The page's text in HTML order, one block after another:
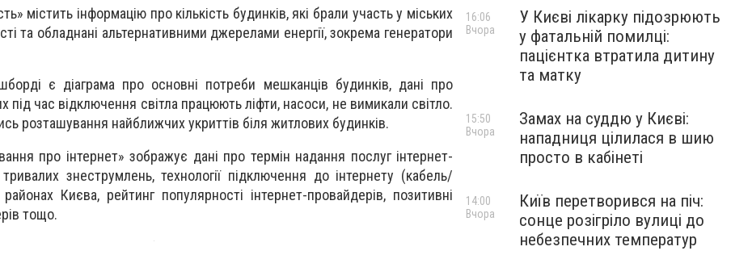
містить інформацію про кількість будинків, які брали участь у міських
та обладнані альтернативними джерелами енергії, зокрема генератори
є діаграма про основні потреби мешканців будинків, дані про
під час відключення світла працюють ліфти, насоси, не вимикали світло.
розташування найближчих укриттів біля житлових будинків.
про інтернет» зображує дані про термін надання послуг інтернет-
знеструмлень, технології підключення до інтернету (кабель/
Києва, рейтинг популярності інтернет-провайдерів, позитивні
тощо.
У Києві лікарку підозрюють
у фатальній помилці:
пацієнтка втратила дитину
та матку
16:06
Вчора
Замах на суддю у Києві:
нападниця цілилася в шию
просто в кабінеті
15:50
Вчора
Київ перетворився на піч:
сонце розігріло вулиці до
небезпечних температур
14:00
Вчора